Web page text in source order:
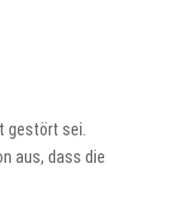
gestört sei.
aus, dass die